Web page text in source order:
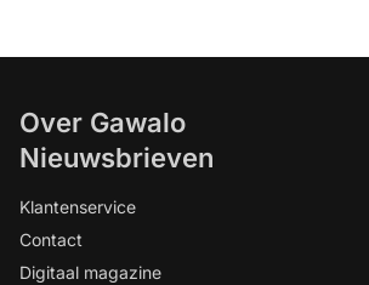
Over Gawalo
Nieuwsbrieven
Klantenservice
Contact
Digitaal magazine